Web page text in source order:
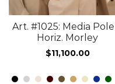
Art. #1025: Media
Horiz. Morley
$11,100.00